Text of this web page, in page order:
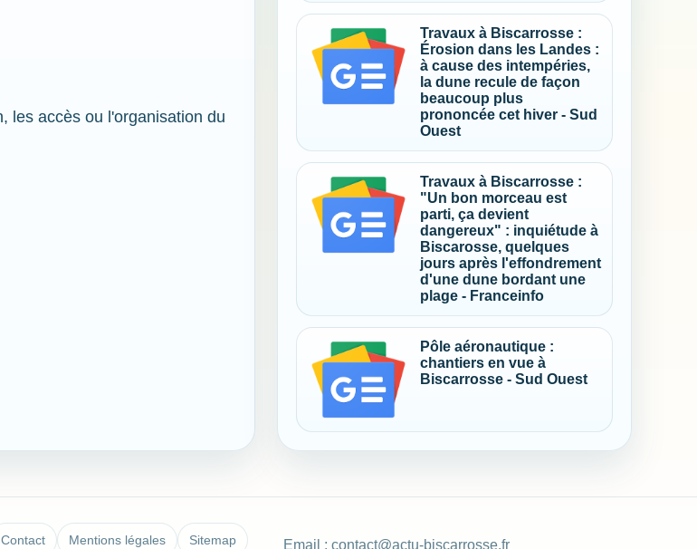
les accès ou l'organisation du
Travaux à Biscarrosse :
Érosion dans les Landes :
à cause des intempéries,
la dune recule de façon
beaucoup plus
prononcée cet hiver - Sud
Ouest
Travaux à Biscarrosse :
"Un bon morceau est
parti, ça devient
dangereux" : inquiétude à
Biscarosse, quelques
jours après l'effondrement
d'une dune bordant une
plage - Franceinfo
Pôle aéronautique :
chantiers en vue à
Biscarrosse - Sud Ouest
Contact Mentions légales Sitemap Email : contact@actu-biscarrosse.fr